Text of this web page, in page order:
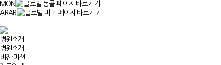
MON
ARAB
병원소개
병원소개
비전·미션